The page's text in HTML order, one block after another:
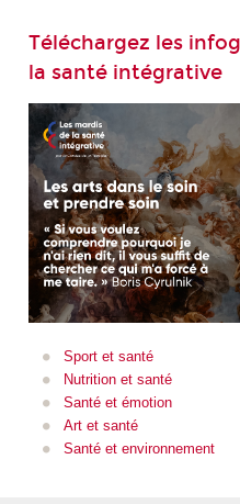
Téléchargez les
la santé intégrative
Sport et santé
Nutrition et santé
Santé et émotion
Art et santé
Santé et environnement